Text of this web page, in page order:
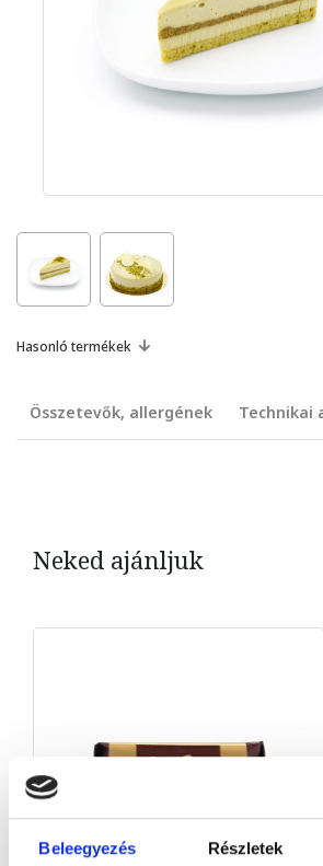
Beleegyezés Részletek
Hasonló termékek
Összetevők, allergének Technikai
Neked ajánljuk